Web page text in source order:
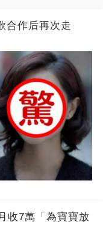
合作后再次走
收7萬「為寶寶放